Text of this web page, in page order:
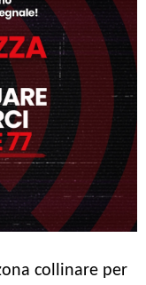
collinare per